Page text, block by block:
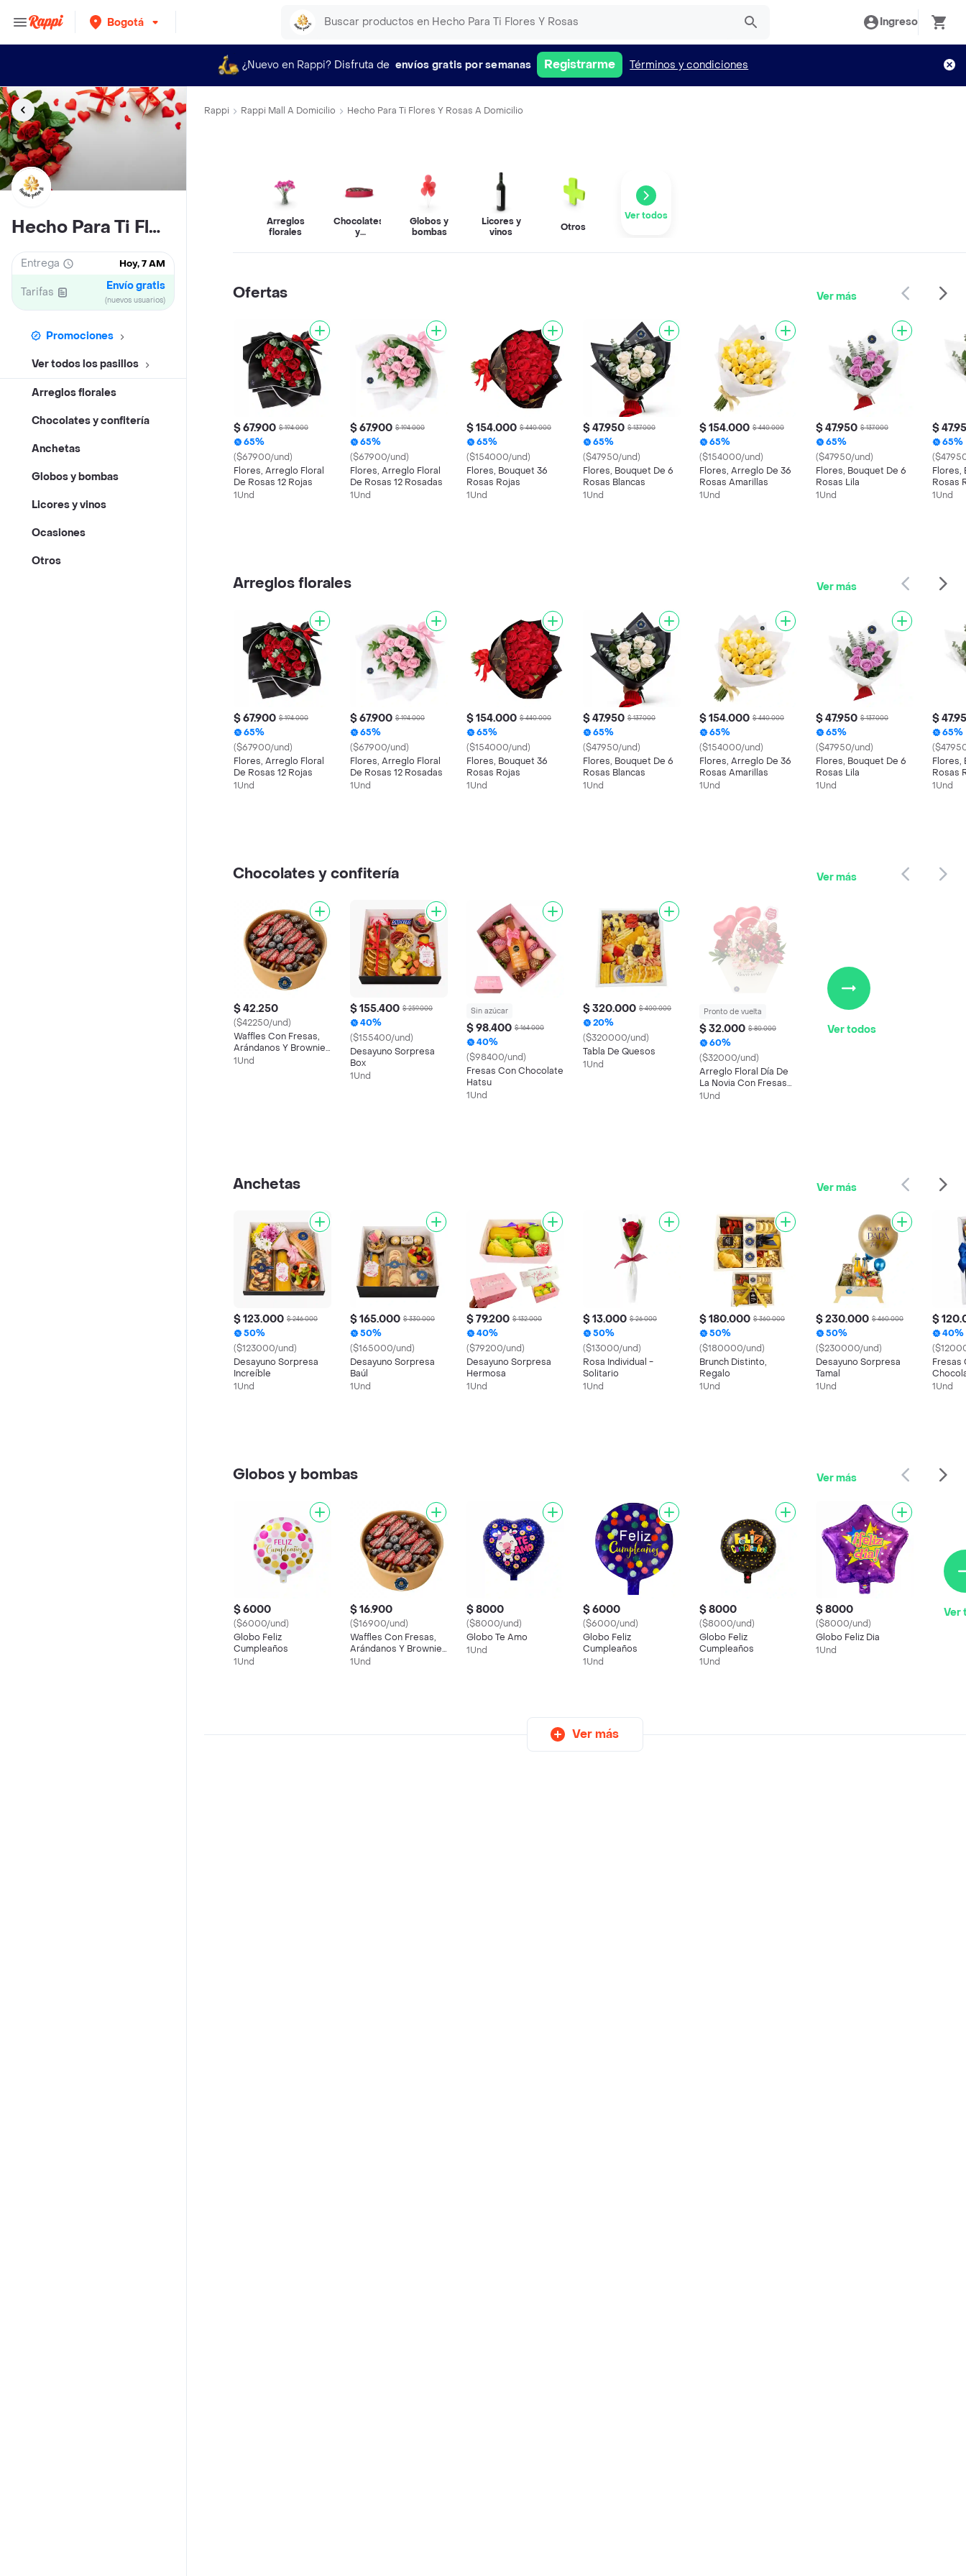
Bogotá Ingreso
¿Nuevo en Rappi? Disfruta de envíos gratis por semanas Registrarme Términos y condiciones
Hecho Para Ti Flores Y Rosas
Entrega Hoy, 7 AM
Tarifas Envío gratis
(nuevos usuarios)
Promociones
Ver todos los pasillos
Arreglos florales
Chocolates y confitería
Anchetas
Globos y bombas
Licores y vinos
Ocasiones
Otros
Rappi Rappi Mall A Domicilio Hecho Para Ti Flores Y Rosas A Domicilio
Arreglos
florales
Chocolates
y
Globos y
bombas
Licores y
vinos
Otros
Ver todos
Ofertas Ver más
$ 67.900 $ 194.000
65%
($67900/und)
Flores, Arreglo Floral
De Rosas 12 Rojas
1Und
$ 67.900 $ 194.000
65%
($67900/und)
Flores, Arreglo Floral
De Rosas 12 Rosadas
1Und
$ 154.000 $ 440.000
65%
($154000/und)
Flores, Bouquet 36
Rosas Rojas
1Und
$ 47.950 $ 137.000
65%
($47950/und)
Flores, Bouquet De 6
Rosas Blancas
1Und
$ 154.000 $ 440.000
65%
($154000/und)
Flores, Arreglo De 36
Rosas Amarillas
1Und
$ 47.950 $ 137.000
65%
($47950/und)
Flores, Bouquet De 6
Rosas Lila
1Und
$
65%
Flores,
Rosas
1Und
Arreglos florales Ver más
$ 67.900 $ 194.000
65%
($67900/und)
Flores, Arreglo Floral
De Rosas 12 Rojas
1Und
$ 67.900 $ 194.000
65%
($67900/und)
Flores, Arreglo Floral
De Rosas 12 Rosadas
1Und
$ 154.000 $ 440.000
65%
($154000/und)
Flores, Bouquet 36
Rosas Rojas
1Und
$ 47.950 $ 137.000
65%
($47950/und)
Flores, Bouquet De 6
Rosas Blancas
1Und
$ 154.000 $ 440.000
65%
($154000/und)
Flores, Arreglo De 36
Rosas Amarillas
1Und
$ 47.950 $ 137.000
65%
($47950/und)
Flores, Bouquet De 6
Rosas Lila
1Und
$
65%
Flores,
Rosas
1Und
Chocolates y confitería Ver más
$ 42.250
($42250/und)
Waffles Con Fresas,
Arándanos Y Brownie
🍓🫐🍫
1Und
$ 155.400 $ 259.000
40%
($155400/und)
Desayuno Sorpresa
Box
1Und
Sin azúcar
$ 98.400 $ 164.000
40%
($98400/und)
Fresas Con Chocolate
Hatsu
1Und
$ 320.000 $ 400.000
20%
($320000/und)
Tabla De Quesos
1Und
Pronto de vuelta
$ 32.000 $ 80.000
60%
($32000/und)
Arreglo Floral Día De
La Novia Con Fresas
Con Chocolate 💖
1Und
Ver todos
Anchetas Ver más
$ 123.000 $ 246.000
50%
($123000/und)
Desayuno Sorpresa
Increíble
1Und
$ 165.000 $ 330.000
50%
($165000/und)
Desayuno Sorpresa
Baúl
1Und
$ 79.200 $ 132.000
40%
($79200/und)
Desayuno Sorpresa
Hermosa
1Und
$ 13.000 $ 26.000
50%
($13000/und)
Rosa Individual -
Solitario
1Und
$ 180.000 $ 360.000
50%
($180000/und)
Brunch Distinto,
Regalo
1Und
$ 230.000 $ 460.000
50%
($230000/und)
Desayuno Sorpresa
Tamal
1Und
$
40%
Fresas
1Und
Globos y bombas Ver más
$ 6000
($6000/und)
Globo Feliz
Cumpleaños
1Und
$ 16.900
($16900/und)
Waffles Con Fresas,
Arándanos Y Brownie
🍓🫐🍫
1Und
$ 8000
($8000/und)
Globo Te Amo
1Und
$ 6000
($6000/und)
Globo Feliz
Cumpleaños
1Und
$ 8000
($8000/und)
Globo Feliz
Cumpleaños
1Und
$ 8000
($8000/und)
Globo Feliz Dia
1Und
Ver
Ver más